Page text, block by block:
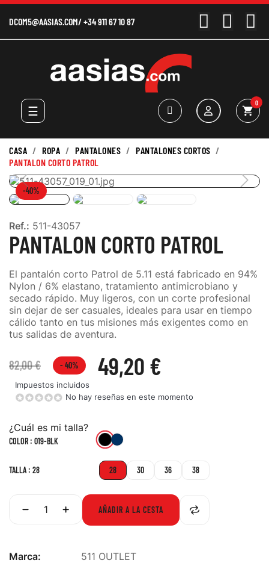
DCOM5@AASIAS.COM/+34 911 67 10 87
Navegación
de
☰ shopping_cart
0
CASA ROPA PANTALONES
PANTALONES CORTOS
PANTALON CORTO PATROL
-40%
Ref.: 511-43057
PANTALON CORTO PATROL
El pantalón corto Patrol de 5.11 está fabricado en 94%
Nylon / 6% elastano, tratamiento antimicrobiano y
secado rápido. Muy ligeros, con un corte profesional
sin dejar de ser casuales, ideales para usar en tiempo
cálido tanto en tus misiones más exigentes como en
tus salidas de aventura.
82,00 € 49,20 €
- 40%
Impuestos incluidos
No hay reseñas en este momento
¿Cuál es mi talla?
COLOR : 019-BLK
019-724-
TALLA : 28
28 30 36 38
AÑADIR A LA CESTA
Marca: 511 OUTLET